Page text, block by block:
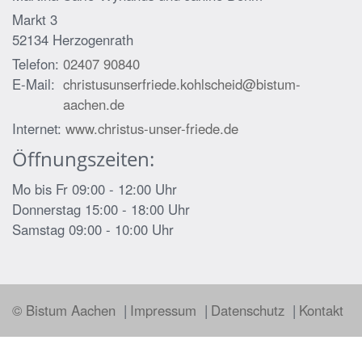
Markt 3
52134 Herzogenrath
Telefon: 02407 90840
E-Mail: christusunserfriede.kohlscheid@bistum-
aachen.de
Internet: www.christus-unser-friede.de
Öffnungszeiten:
Mo bis Fr 09:00 - 12:00 Uhr
Donnerstag 15:00 - 18:00 Uhr
Samstag 09:00 - 10:00 Uhr
© Bistum Aachen Impressum Datenschutz Kontakt